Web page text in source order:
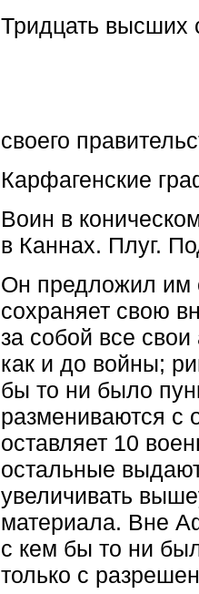
Тридцать высших
своего
Карфагенские
Воин в
в Каннах. Плуг.
Он предложил им
сохраняет свою
за собой все
как и до войны;
бы то ни было
размениваются с
оставляет 10
остальные
увеличивать
материала. Вне
с кем бы то ни
только с